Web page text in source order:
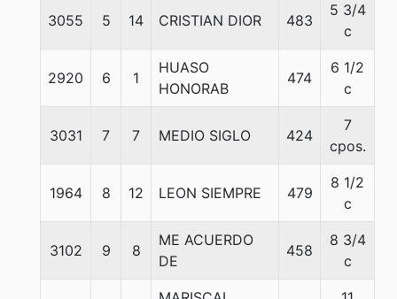
3055 5 14 CRISTIAN DIOR 483
5 3/4
c
2920 6 1
HUASO
HONORAB
474
6 1/2
c
3031 7 7 MEDIO SIGLO 424
7
cpos.
1964 8 12 LEON SIEMPRE 479
8 1/2
c
3102 9 8
ME ACUERDO
DE
458
8 3/4
c